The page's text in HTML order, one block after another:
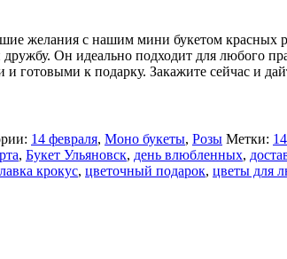
желания с нашим мини букетом красных
Он идеально подходит для любого
готовыми к подарку. Закажите сейчас и
14 февраля, Моно букеты, Розы Метки:
, Букет Ульяновск, день влюбленных,
крокус, цветочный подарок, цветы для